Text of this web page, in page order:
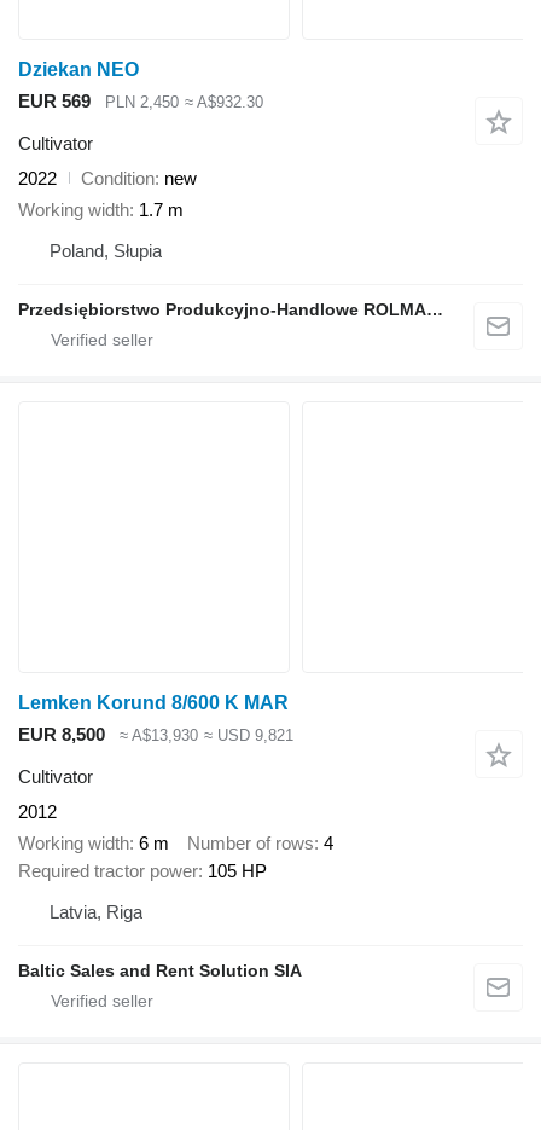
Dziekan NEO
EUR 569
PLN 2,450 ≈ A$932.30
Cultivator
2022
Condition new
Working width 1.7 m
Poland, Słupia
Przedsiębiorstwo Produkcyjno-Handlowe ROLMAPOL Marcin Dziekan
Lemken Korund 8/600 K MAR
EUR 8,500
≈ A$13,930 ≈ USD 9,821
Cultivator
2012
Working width 6 m Number of rows 4
Required tractor power 105 HP
Latvia, Riga
Baltic Sales and Rent Solution SIA